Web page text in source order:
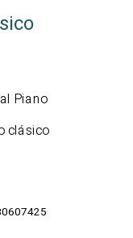
Piano
clásico